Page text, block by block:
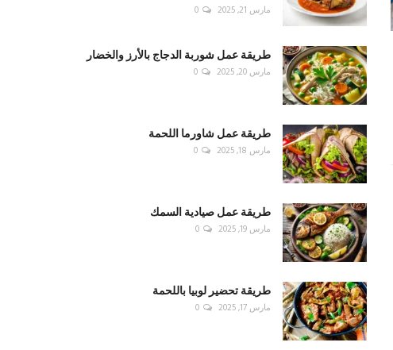
مارس 21, 2025 0
طريقة عمل شوربة الدجاج بالأرز والخضار
مارس 20, 2025 0
طريقة عمل شاورما اللحمة
مارس 18, 2025 0
طريقة عمل صيادية السمك
مارس 19, 2025 0
طريقة تحضير لوبيا باللحمة
مارس 17, 2025 0